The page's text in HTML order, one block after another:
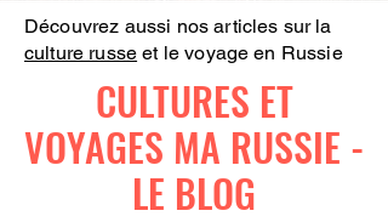
Découvrez aussi nos articles sur la
culture russe et le voyage en Russie
CULTURES ET
VOYAGES MA RUSSIE -
LE BLOG